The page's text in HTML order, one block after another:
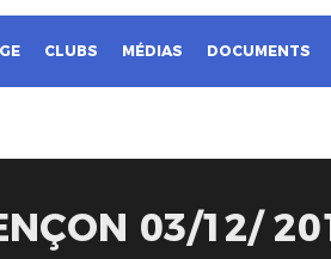
CLUBS MÉDIAS DOCUMENTS
03/12/